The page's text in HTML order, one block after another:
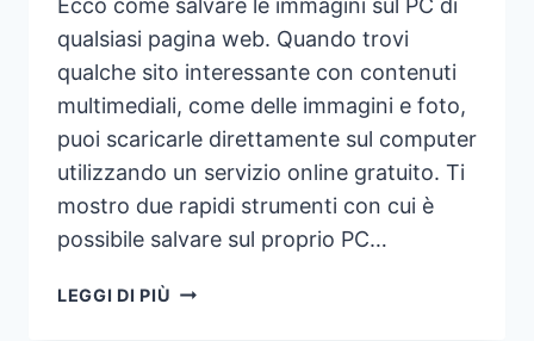
Ecco come salvare le immagini sul PC di
qualsiasi pagina web. Quando trovi
qualche sito interessante con contenuti
multimediali, come delle immagini e foto,
puoi scaricarle direttamente sul computer
utilizzando un servizio online gratuito. Ti
mostro due rapidi strumenti con cui è
possibile salvare sul proprio PC…
LEGGI DI PIÙ COME